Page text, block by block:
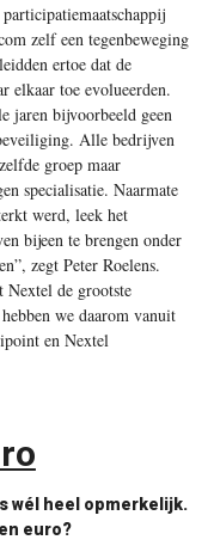
zelf een tegenbeweging
ertoe dat de
elkaar toe evolueerden.
jaren bijvoorbeeld geen
Alle bedrijven
groep maar
specialisatie. Naarmate
werd, leek het
bijeen te brengen onder
zegt Peter Roelens.
Nextel de grootste
we daarom vanuit
en Nextel
wél heel opmerkelijk.
euro?